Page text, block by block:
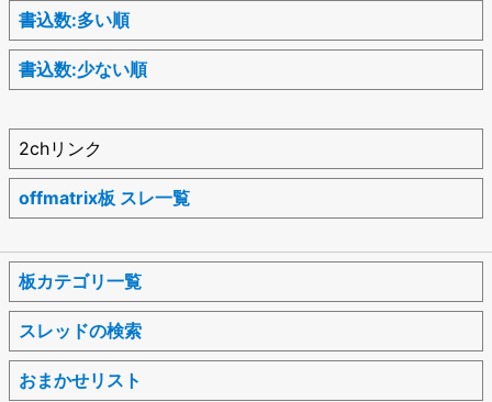
書込数:多い順
書込数:少ない順
2chリンク
offmatrix板 スレ一覧
板カテゴリ一覧
スレッドの検索
おまかせリスト